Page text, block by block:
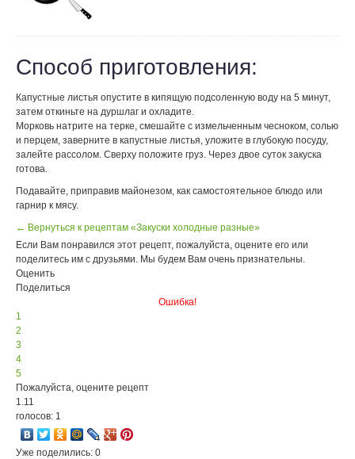
Способ приготовления:
Капустные листья опустите в кипящую подсоленную воду на 5 минут,
затем откиньте на дуршлаг и охладите.
Морковь натрите на терке, смешайте с измельченным чесноком, солью
и перцем, заверните в капустные листья, уложите в глубокую посуду,
залейте рассолом. Сверху положите груз. Через двое суток закуска
готова.
Подавайте, приправив майонезом, как самостоятельное блюдо или
гарнир к мясу.
← Вернуться к рецептам «Закуски холодные разные»
Если Вам понравился этот рецепт, пожалуйста, оцените его или
поделитесь им с друзьями. Мы будем Вам очень признательны.
Оценить
Поделиться
Ошибка!
1
2
3
4
5
Пожалуйста, оцените рецепт
1.11
голосов: 1
Уже поделились: 0